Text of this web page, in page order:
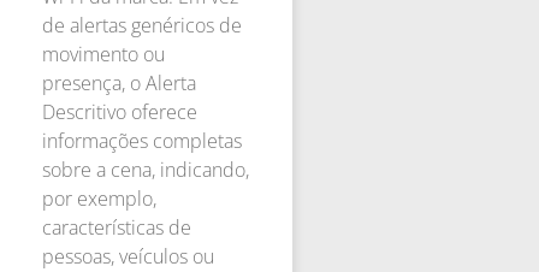
de alertas genéricos de
movimento ou
presença, o Alerta
Descritivo oferece
informações completas
sobre a cena, indicando,
por exemplo,
características de
pessoas, veículos ou